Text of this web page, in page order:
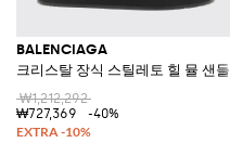
BALENCIAGA
크리스탈 장식 스틸레토 힐 뮬 샌들
₩1,212,292
₩727,369
-40%